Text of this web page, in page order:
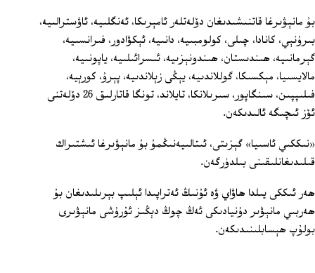
بۇ مانېۋىرغا قاتنىشىدىغان دۆلەتلەر ئامېرىكا، ئەنگلىيە، ئاۋسترالىيە،
بىرۇنېي، كانادا، چىلى، كولومبىيە، دانىيە، ئېكۋادور، فىرانسىيە،
گېرمانىيە، ھىندىستان، ھىندونېزىيە، ئىسرائىلىيە، ياپونىيە،
مالايسىيا، مېكسىكا، گوللاندىيە، يېڭى زېلاندىيە، پېرۇ، كورېيە،
فىلىپپىن، سىنگاپور، سىرىلانكا، تايلاند، تونگا قاتارلىق 26 دۆلەتنى
ئۆز ئىچىگە ئالىدىكەن.
«نىككىي ئاسىيا» گېزىتى، ئىتالىيەنىڭمۇ بۇ مانېۋىرغا ئىشتىراك
قىلىدىغانلىقىنى بىلدۈرگەن.
ھەر ئىككى يىلدا ھاۋاي ۋە ئۇنىڭ ئەتراپىدا ئېلىپ بېرىلىدىغان بۇ
ھەربىي مانېۋىر دۇنيادىكى ئەڭ چوڭ دېڭىز ئۇرۇشى مانېۋىرى
بولۇپ ھېسابلىنىدىكەن.